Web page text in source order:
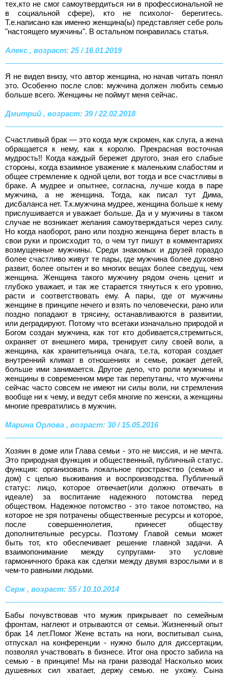
тех,кто не смог самоутвердиться ни в профессиональной не
в социальной сфере), кто не психолог- берегитесь.
Т.е.написано как именно женщина(ы) представляет себе роль
"настоящего мужчины". В остальном понравилась статья.
Алекс , возраст: 25 / 16.01.2019
Я не видел внизу, что автор женщина, но начав читать понял
это. Особенно после слов: мужчина должен любить семью
больше всего. Женщины не поймут меня сейчас.
Дмитрий , возраст: 39 / 22.02.2018
Счастливый брак — это когда муж скромен, как слуга, а жена
обращается к нему, как к королю. Прекрасная восточная
мудрость!! Когда каждый бережет другого, зная его слабые
стороны, когда взаимное уважение к маленьким слабостям и
общее стремление к одной цели, вот тогда и все счастливы в
браке. А мудрее и опытнее, согласна, лучше когда в паре
мужчина, а не женщина. Тогда, как писал тут Дима,
дисбаланса нет. Т.к.мужчина мудрее, женщина больше к нему
прислушивается и уважает больше. Да и у мужчины в таком
случае не возникает желания самоутверждаться через силу.
Но когда наоборот, рано или поздно женщина берет власть в
свои руки и происходит то, о чем тут пишут в комментариях
возмущенные мужчины. Среди знакомых и друзей гораздо
более счастливо живут те пары, где мужчина более духовно
развит, более опытен и во многих вещах более сведущ, чем
женщина. Женщина такого мужчину рядом очень ценит и
глубоко уважает, и так же старается тянуться к его уровню,
расти и соответствовать ему. А пары, где от мужчины
женщине в принципе нечего и взять по человечески, рано или
поздно попадают в трясину, останавливаются в развитии,
или деградируют. Потому что всетаки изначально природой и
Богом создан мужчина, как тот кто добивается,стремиться,
охраняет от внешнего мира, тренирует силу своей воли, а
женщина, как хранительница очага, т.е.та, которая создает
внутренний климат в отношениях и семье, рожает детей,
больше ими занимается. Другое дело, что роли мужчины и
женщины в современном мире так перепутаны, что мужчины
сейчас часто совсем не имеют ни силы воли, ни стремления
вообще ни к чему, и ведут себя многие по женски, а женщины
многие превратились в мужчин.
Марина Орлова , возраст: 30 / 15.05.2016
Хозяин в доме или Глава семьи - это не миссия, и не мечта.
Это природная функция и общественный, публичный статус.
функция: организовать локальное пространство (семью и
дом) с целью выживания и воспроизводства. Публичный
статус: лицо, которое отвечает(или должно отвечать в
идеале) за воспитание надежного потомства перед
обществом. Надежное потомство - это такое потомство, на
которое не зря потрачены общественные ресурсы и которое,
после совершеннолетия, принесет обществу
дополнительные ресурсы. Поэтому Главой семьи может
быть тот, кто обеспечивает решение главной задачи. А
взаимопонимание между супругами- это условие
гармоничного брака как сделки между двумя взрослыми и в
чем-то равными людьми.
Серж , возраст: 55 / 10.10.2014
Бабы почувствовав что мужик прикрывает по семейным
фронтам, наглеют и отрываются от семьи. Жизненный опыт
брак 14 лет.Помог Жене встать на ноги, воспитывал сына,
отпускал на конференции - нужно было для диссертации,
позволял участвовать в бизнесе. Итог она просто забила на
семью - в принципе! Мы на грани развода! Насколько моих
душевных сил хватает, держу семью. не ухожу. Сына